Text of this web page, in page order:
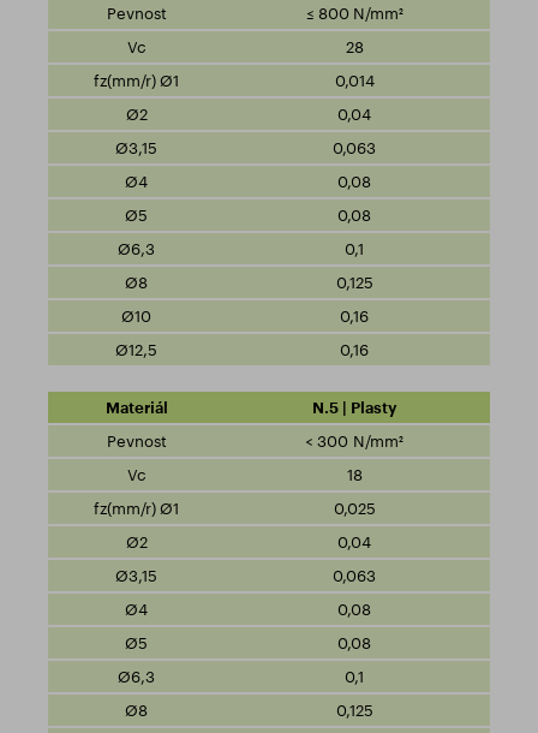
≤ 800 N/mm²
28
0,014
0,04
0,063
0,08
0,08
0,1
0,125
0,16
0,16
N.5 | Plasty
< 300 N/mm²
18
0,025
0,04
0,063
0,08
0,08
0,1
0,125